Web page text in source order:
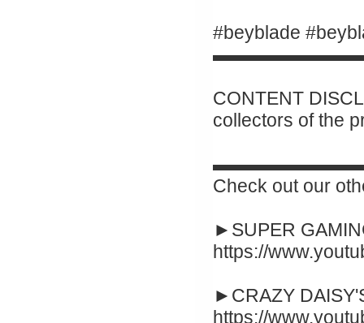
#beyblade
CONTENT
collectors of the
Check out our
►SUPER
https://
►CRAZY
https://